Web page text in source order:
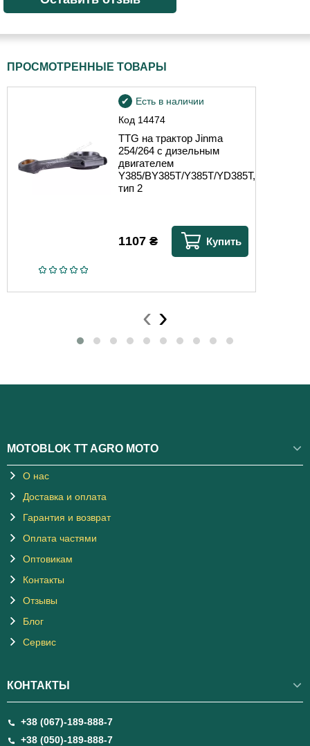
ПРОСМОТРЕННЫЕ ТОВАРЫ
Код 14474
Есть в наличии
TTG на трактор Jinma
254/264 с дизельным
двигателем
Y385/BY385T/Y385T/YD385T,
тип 2
1107 ₴ Купить
‹ ›
MOTOBLOK TT AGRO MOTO
О нас
Доставка и оплата
Гарантия и возврат
Оплата частями
Оптовикам
Контакты
Отзывы
Блог
Сервис
КОНТАКТЫ
+38 (067)-189-888-7
+38 (050)-189-888-7